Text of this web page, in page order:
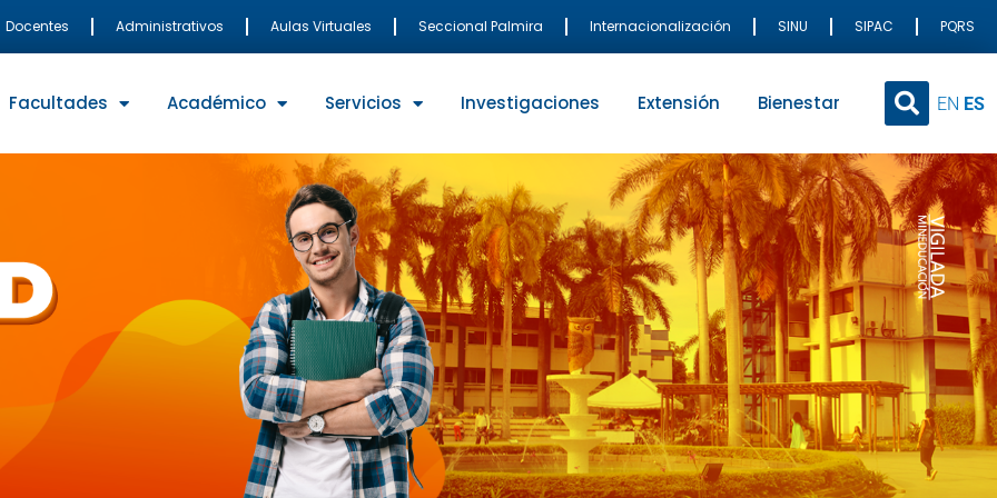
Docentes Administrativos Aulas Virtuales Seccional Palmira Internacionalización SINU SIPAC PQRS
Facultades Académico Servicios Investigaciones Extensión Bienestar EN ES